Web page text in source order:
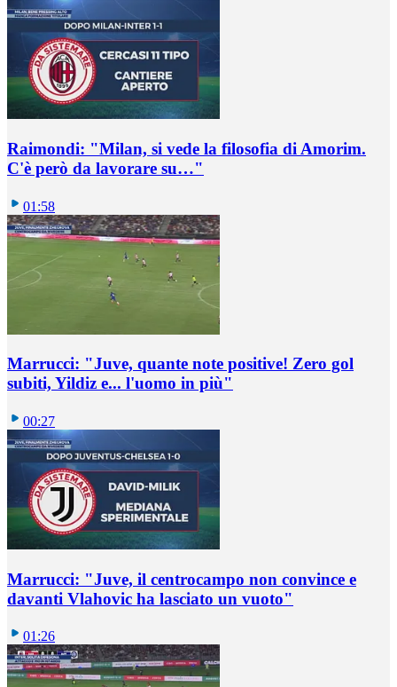
Raimondi: "Milan, si vede la filosofia di Amorim.
C'è però da lavorare su…"
01:58
Marrucci: "Juve, quante note positive! Zero gol
subiti, Yildiz e... l'uomo in più"
00:27
Marrucci: "Juve, il centrocampo non convince e
davanti Vlahovic ha lasciato un vuoto"
01:26